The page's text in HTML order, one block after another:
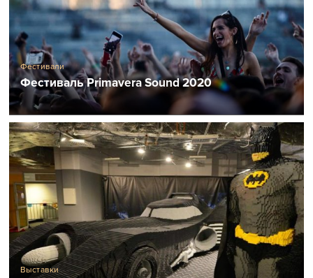
Фестивали
Фестиваль Primavera Sound 2020
Выставки